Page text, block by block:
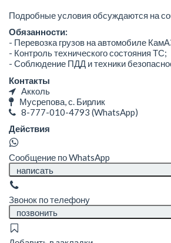
Подробные условия обсуждаются на
Обязанности:
- Перевозка грузов на автомобиле
- Контроль технического состояния ТС;
- Соблюдение ПДД и техники
Контакты
Акколь
Мусрепова, с. Бирлик
8-777-010-4793 (WhatsApp)
Действия
Сообщение по WhatsApp
написать
Звонок по телефону
позвонить